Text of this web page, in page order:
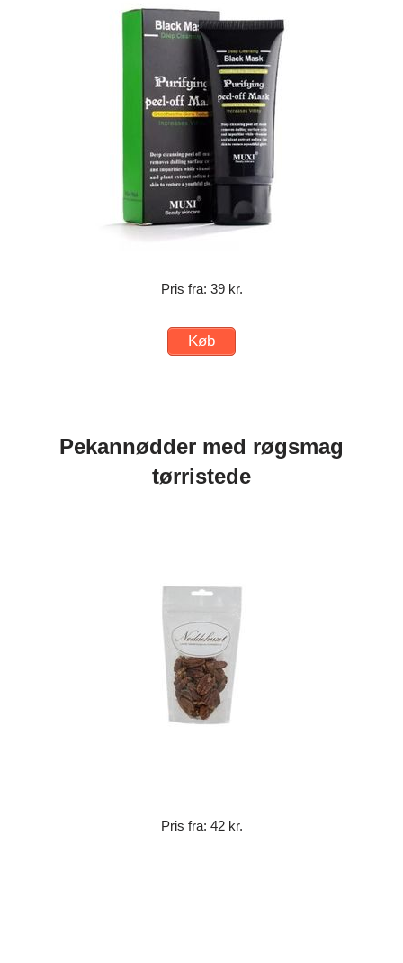
Pris fra: 39 kr.
Køb
Pekannødder med røgsmag
tørristede
Pris fra: 42 kr.